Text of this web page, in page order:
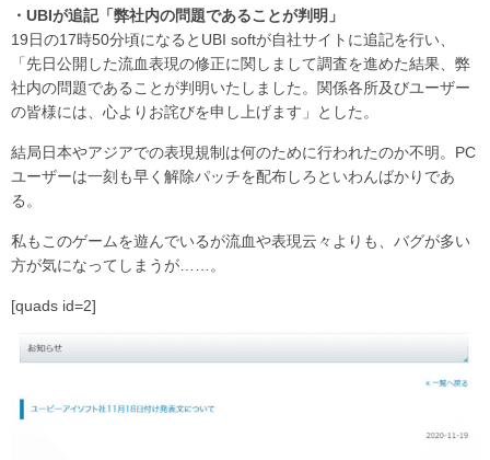
・UBIが追記「弊社内の問題であることが判明」
19日の17時50分頃になるとUBI softが自社サイトに追記を行い、
「先日公開した流血表現の修正に関しまして調査を進めた結果、弊
社内の問題であることが判明いたしました。関係各所及びユーザー
の皆様には、心よりお詫びを申し上げます」とした。
結局日本やアジアでの表現規制は何のために行われたのか不明。PC
ユーザーは一刻も早く解除パッチを配布しろといわんばかりであ
る。
私もこのゲームを遊んでいるが流血や表現云々よりも、バグが多い
方が気になってしまうが……。
[quads id=2]